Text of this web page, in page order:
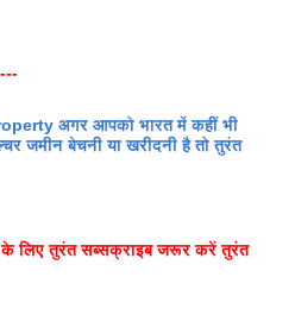
अगर आपको भारत में कहीं भी
जमीन बेचनी या खरीदनी है तो तुरंत
के लिए तुरंत सब्सक्राइब जरूर करें तुरंत